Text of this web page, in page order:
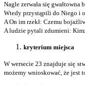
Nagle zerwała się gwałtowna
Wtedy przystąpili do Niego i
A On im rzekł: Czemu
A ludzie pytali zdumieni:
kryterium miejsca
W wersecie 23 znajduje się
możemy wnioskować, że jest